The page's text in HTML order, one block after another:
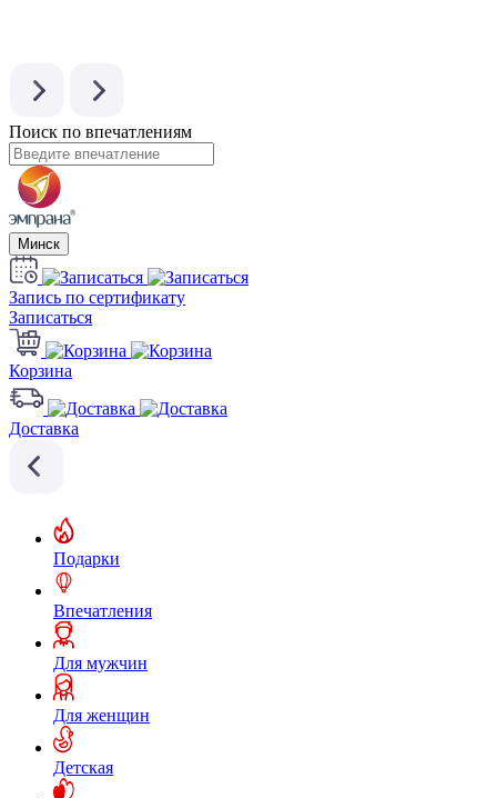
Поиск по впечатлениям
Минск
Запись по сертификату
Записаться
Корзина
Доставка
Подарки
Впечатления
Для мужчин
Для женщин
Детская